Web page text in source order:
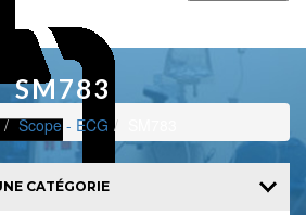
SM783
Scope - ECG